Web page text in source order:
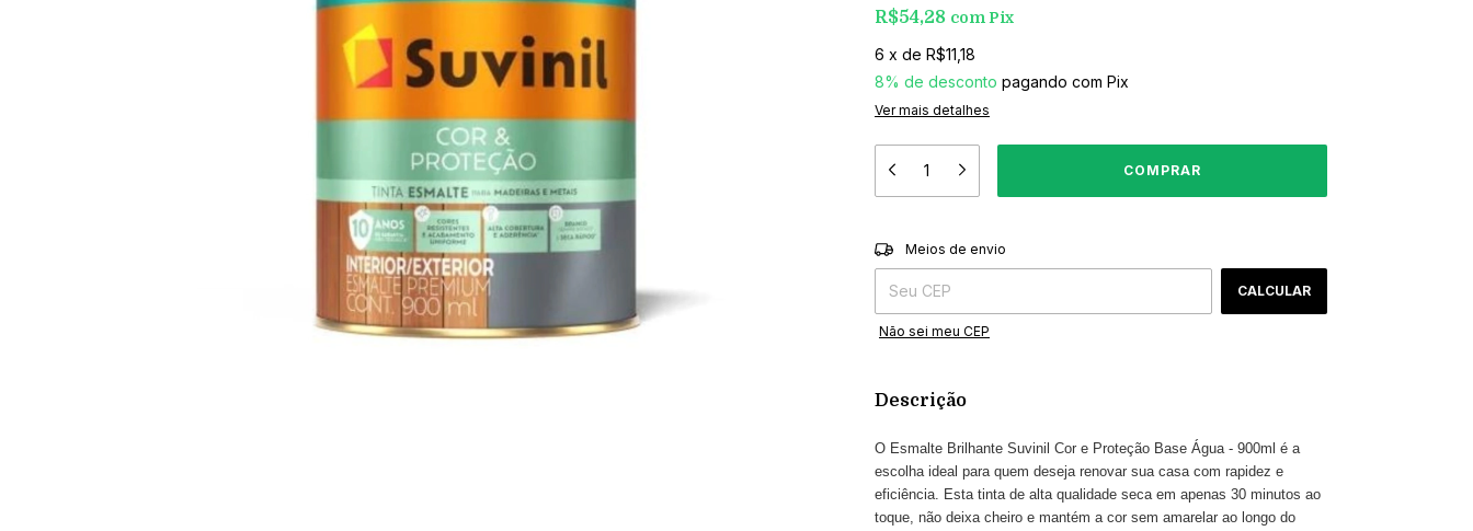
R$54,28 com Pix
6 x de R$11,18
8% de desconto pagando com Pix
Ver mais detalhes
Entregas para o CEP:
Meios de envio
CALCULAR
Não sei meu CEP
Descrição
O Esmalte Brilhante Suvinil Cor e Proteção Base Água - 900ml é a
escolha ideal para quem deseja renovar sua casa com rapidez e
eficiência. Esta tinta de alta qualidade seca em apenas 30 minutos ao
toque, não deixa cheiro e mantém a cor sem amarelar ao longo do